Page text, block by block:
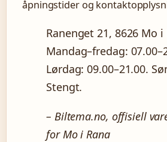
åpningstider og
Ranenget 21, 8626 Mo i
Mandag–fredag:
Lørdag: 09.00–21.00.
Stengt.
– Biltema.no, offisiell
for Mo i Rana